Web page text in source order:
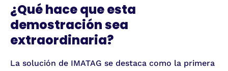
¿Qué hace que esta
demostración sea
extraordinaria?
La solución de IMATAG se destaca como la primera